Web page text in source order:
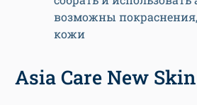
возможны
кожи
Asia Care New Skin